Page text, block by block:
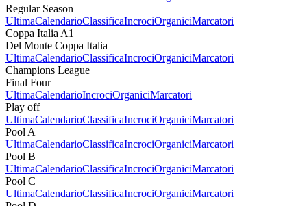
Regular Season
UltimaCalendarioClassificaIncrociOrganiciMarcatori
Coppa Italia A1
Del Monte Coppa Italia
UltimaCalendarioClassificaIncrociOrganiciMarcatori
Champions League
Final Four
UltimaCalendarioIncrociOrganiciMarcatori
Play off
UltimaCalendarioClassificaIncrociOrganiciMarcatori
Pool A
UltimaCalendarioClassificaIncrociOrganiciMarcatori
Pool B
UltimaCalendarioClassificaIncrociOrganiciMarcatori
Pool C
UltimaCalendarioClassificaIncrociOrganiciMarcatori